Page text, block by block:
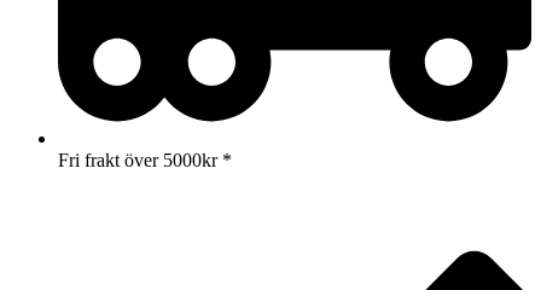
Fri frakt över 5000kr *